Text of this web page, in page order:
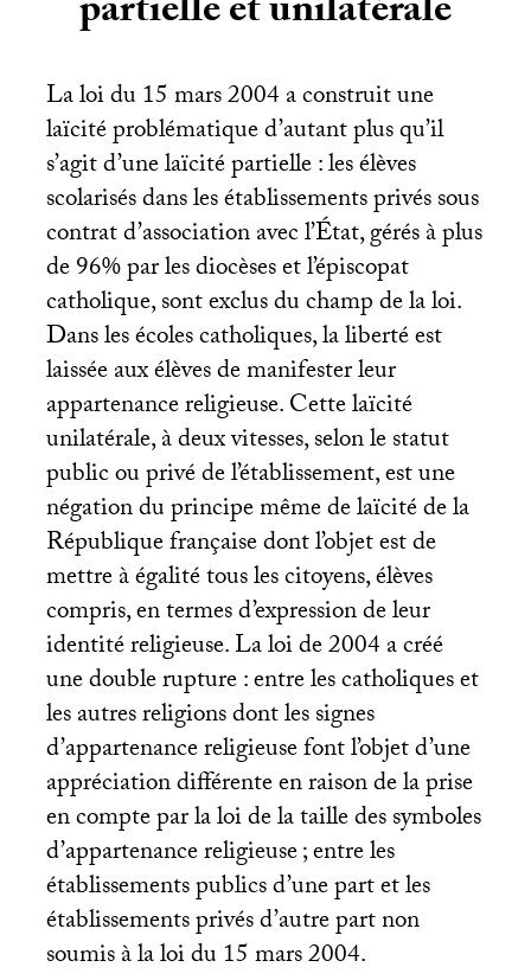
partielle et unilatérale
La loi du 15 mars 2004 a construit une
laïcité problématique d’autant plus qu’il
s’agit d’une laïcité partielle : les élèves
scolarisés dans les établissements privés sous
contrat d’association avec l’État, gérés à plus
de 96% par les diocèses et l’épiscopat
catholique, sont exclus du champ de la loi.
Dans les écoles catholiques, la liberté est
laissée aux élèves de manifester leur
appartenance religieuse. Cette laïcité
unilatérale, à deux vitesses, selon le statut
public ou privé de l’établissement, est une
négation du principe même de laïcité de la
République française dont l’objet est de
mettre à égalité tous les citoyens, élèves
compris, en termes d’expression de leur
identité religieuse. La loi de 2004 a créé
une double rupture : entre les catholiques et
les autres religions dont les signes
d’appartenance religieuse font l’objet d’une
appréciation différente en raison de la prise
en compte par la loi de la taille des symboles
d’appartenance religieuse; entre les
établissements publics d’une part et les
établissements privés d’autre part non
soumis à la loi du 15 mars 2004.